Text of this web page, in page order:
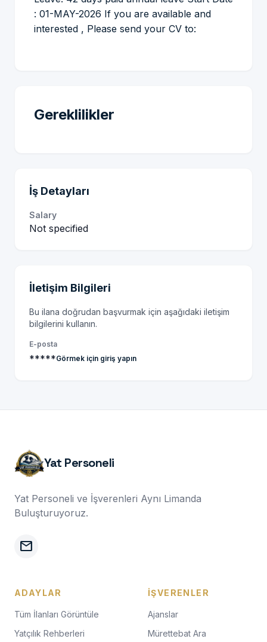
: 01-MAY-2026 If you are available and
interested , Please send your CV to:
Gereklilikler
İş Detayları
Salary
Not specified
İletişim Bilgileri
Bu ilana doğrudan başvurmak için aşağıdaki iletişim
bilgilerini kullanın.
E-posta
*****Görmek için giriş yapın
Yat Personeli
Yat Personeli ve İşverenleri Aynı Limanda
Buluşturuyoruz.
mail
ADAYLAR
Tüm İlanları Görüntüle
Yatçılık Rehberleri
İŞVERENLER
Ajanslar
Mürettebat Ara